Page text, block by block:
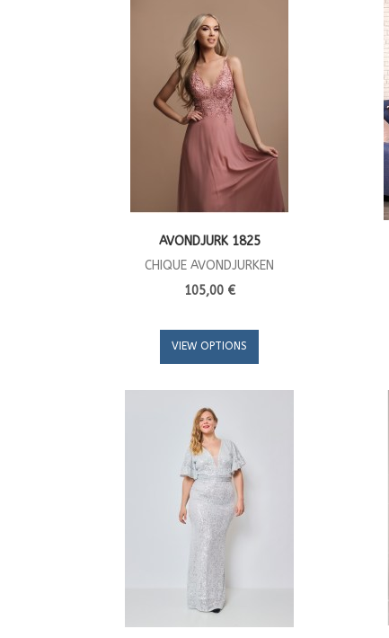
AVONDJURK 1825
CHIQUE AVONDJURKEN
105,00 €
VIEW OPTIONS